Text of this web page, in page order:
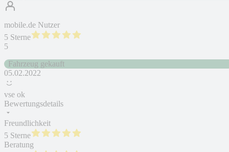
mobile.de Nutzer
5 Sterne
5
Fahrzeug gekauft
05.02.2022
vse ok
Bewertungsdetails
Freundlichkeit
5 Sterne
Beratung